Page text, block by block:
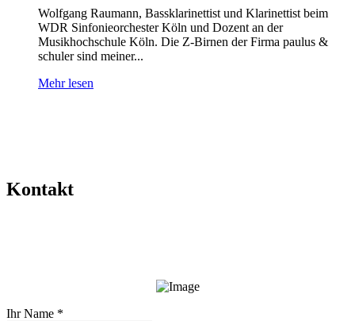
Wolfgang Raumann, Bassklarinettist und Klarinettist beim
WDR Sinfonieorchester Köln und Dozent an der
Musikhochschule Köln. Die Z-Birnen der Firma paulus &
schuler sind meiner...
Mehr lesen
Kontakt
Ihr Name *